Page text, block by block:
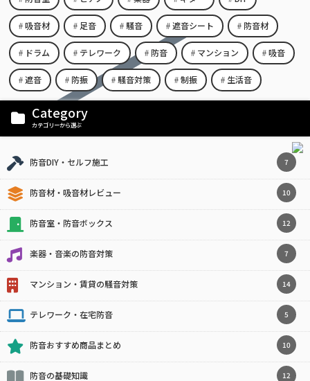
吸音材 足音 騒音 遮音シート 防音材
ドラム テレワーク 防音 マンション 吸音
遮音 防振 騒音対策 制振 生活音
Category
カテゴリーから選ぶ
防音DIY・セルフ施工 7
防音材・吸音材レビュー 10
防音室・防音ボックス 12
楽器・音楽の防音対策 7
マンション・賃貸の騒音対策 14
テレワーク・在宅防音 5
防音おすすめ商品まとめ 10
防音の基礎知識 12